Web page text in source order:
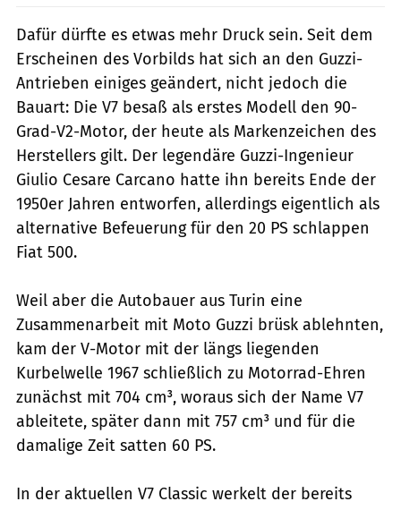
Dafür dürfte es etwas mehr Druck sein. Seit dem
Erscheinen des Vorbilds hat sich an den Guzzi-
Antrieben einiges geändert, nicht jedoch die
Bauart: Die V7 besaß als erstes Modell den 90-
Grad-V2-Motor, der heute als Markenzeichen des
Herstellers gilt. Der legendäre Guzzi-Ingenieur
Giulio Cesare Carcano hatte ihn bereits Ende der
1950er Jahren entworfen, allerdings eigentlich als
alternative Befeuerung für den 20 PS schlappen
Fiat 500.
Weil aber die Autobauer aus Turin eine
Zusammenarbeit mit Moto Guzzi brüsk ablehnten,
kam der V-Motor mit der längs liegenden
Kurbelwelle 1967 schließlich zu Motorrad-Ehren 
zunächst mit 704 cm³, woraus sich der Name V7
ableitete, später dann mit 757 cm³ und für die
damalige Zeit satten 60 PS.
In der aktuellen V7 Classic werkelt der bereits